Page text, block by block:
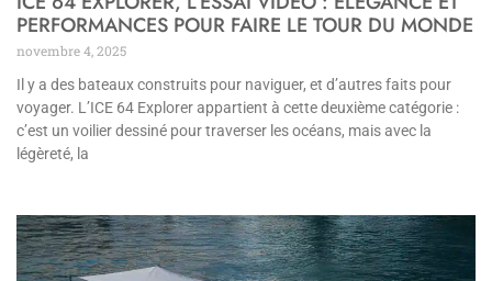
PERFORMANCES POUR FAIRE LE TOUR DU MONDE
novembre 4, 2025
Il y a des bateaux construits pour naviguer, et d’autres faits pour
voyager. L’ICE 64 Explorer appartient à cette deuxième catégorie :
c’est un voilier dessiné pour traverser les océans, mais avec la
légèreté, la